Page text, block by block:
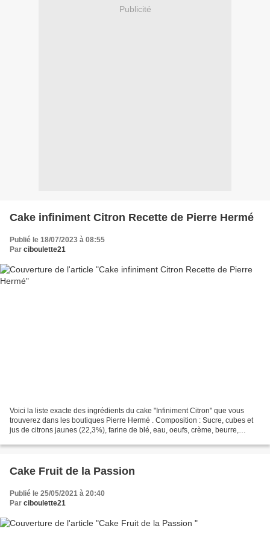
Publicité
Cake infiniment Citron Recette de Pierre Hermé
Publié le 18/07/2023 à 08:55
Par ciboulette21
Voici la liste exacte des ingrédients du cake "Infiniment Citron" que vous
trouverez dans les boutiques Pierre Hermé . Composition : Sucre, cubes et
jus de citrons jaunes (22,3%), farine de blé, eau, oeufs, crème, beurre,
Cake Fruit de la Passion
Publié le 25/05/2021 à 20:40
Par ciboulette21